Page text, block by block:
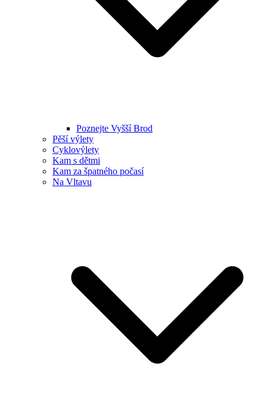
Poznejte Vyšší Brod
Pěší výlety
Cyklovýlety
Kam s dětmi
Kam za špatného počasí
Na Vltavu